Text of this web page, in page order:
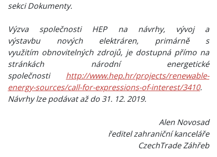
sekci Dokumenty.
Výzva společnosti HEP na návrhy, vývoj a
výstavbu nových elektráren, primárně s
využitím obnovitelných zdrojů, je dostupná přímo na
stránkách národní energetické
společnosti http://www.hep.hr/projects/renewable-
energy-sources/call-for-expressions-of-interest/3410.
Návrhy lze podávat až do 31. 12. 2019.
Alen Novosad
ředitel zahraniční kanceláře
CzechTrade Záhřeb